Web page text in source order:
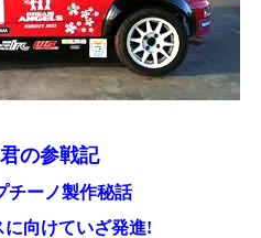
の参戦記
チーノ製作秘話
に向けていざ発進!